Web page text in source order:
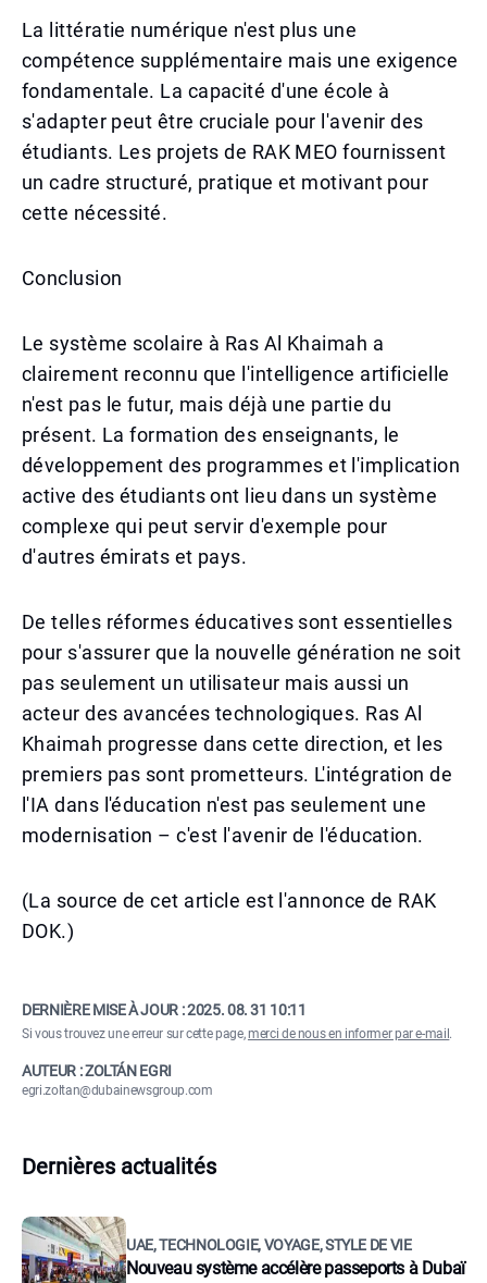
La littératie numérique n'est plus une
compétence supplémentaire mais une exigence
fondamentale. La capacité d'une école à
s'adapter peut être cruciale pour l'avenir des
étudiants. Les projets de RAK MEO fournissent
un cadre structuré, pratique et motivant pour
cette nécessité.
Conclusion
Le système scolaire à Ras Al Khaimah a
clairement reconnu que l'intelligence artificielle
n'est pas le futur, mais déjà une partie du
présent. La formation des enseignants, le
développement des programmes et l'implication
active des étudiants ont lieu dans un système
complexe qui peut servir d'exemple pour
d'autres émirats et pays.
De telles réformes éducatives sont essentielles
pour s'assurer que la nouvelle génération ne soit
pas seulement un utilisateur mais aussi un
acteur des avancées technologiques. Ras Al
Khaimah progresse dans cette direction, et les
premiers pas sont prometteurs. L'intégration de
l'IA dans l'éducation n'est pas seulement une
modernisation – c'est l'avenir de l'éducation.
(La source de cet article est l'annonce de RAK
DOK.)
DERNIÈRE MISE À JOUR :2025. 08. 31 10:11
Si vous trouvez une erreur sur cette page,merci de nous en informer par e-mail .
AUTEUR : ZOLTÁN EGRI
egri.zoltan@dubainewsgroup.com
Dernières actualités
UAE, TECHNOLOGIE, VOYAGE, STYLE DE VIE
Nouveau système accélère passeports à Dubaï